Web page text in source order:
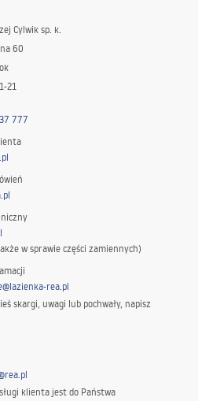
Cylwik sp. k.
60
21
777
w sprawie części zamiennych)
rea.pl
skargi, uwagi lub pochwały, napisz
klienta jest do Państwa